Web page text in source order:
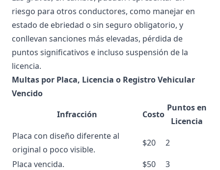
riesgo para otros conductores, como manejar en
estado de ebriedad o sin seguro obligatorio, y
conllevan sanciones más elevadas, pérdida de
puntos significativos e incluso suspensión de la
licencia.
Multas por Placa, Licencia o Registro Vehicular
Vencido
Infracción
Costo
Puntos en
Licencia
Placa con diseño diferente al
original o poco visible.
$20
2
Placa vencida.
$50
3